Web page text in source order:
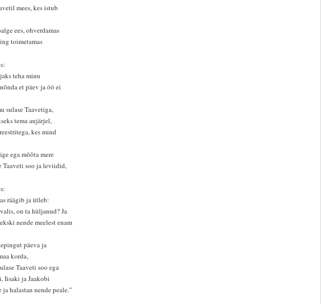
mees, kes istub
ees, ohverdamas
toimetamas
teha minu
et päev ja öö ei
sulase Taavetiga,
tema aujärjel,
kes mind
ega mõõta mere
Taaveti soo ja leviidid,
räägib ja ütleb:
on ta hüljanud? Ja
nende meelest enam
päeva ja
korda,
Taaveti soo ega
Iisaki ja Jaakobi
halastan nende peale.”